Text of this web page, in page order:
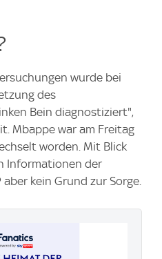
wurde bei
des
Bein diagnostiziert",
Mbappe war am Freitag
worden. Mit Blick
Informationen der
kein Grund zur Sorge.